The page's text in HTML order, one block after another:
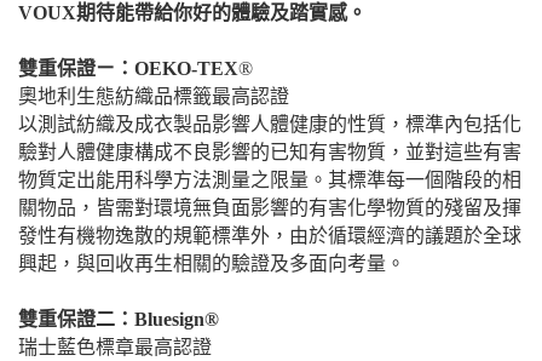
VOUX期待能帶給你好的體驗及踏實感。
雙重保證ㄧ：OEKO-TEX®
奧地利生態紡織品標籤最高認證
以測試紡織及成衣製品影響人體健康的性質，標準內包括化
驗對人體健康構成不良影響的已知有害物質，並對這些有害
物質定出能用科學方法測量之限量。其標準每一個階段的相
關物品，皆需對環境無負面影響的有害化學物質的殘留及揮
發性有機物逸散的規範標準外，由於循環經濟的議題於全球
興起，與回收再生相關的驗證及多面向考量。
雙重保證二：Bluesign®
瑞士藍色標章最高認證